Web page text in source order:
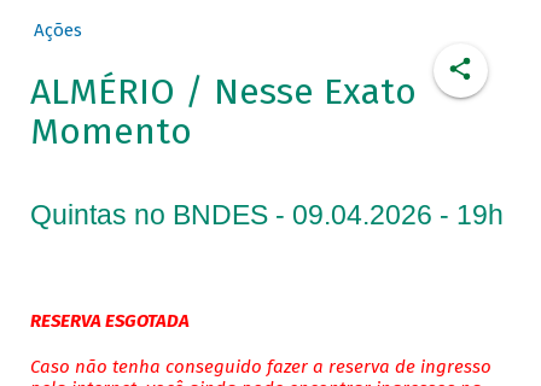
Ações
ALMÉRIO / Nesse Exato
Momento
Quintas no BNDES - 09.04.2026 - 19h
RESERVA ESGOTADA
Caso não tenha conseguido fazer a reserva de ingresso